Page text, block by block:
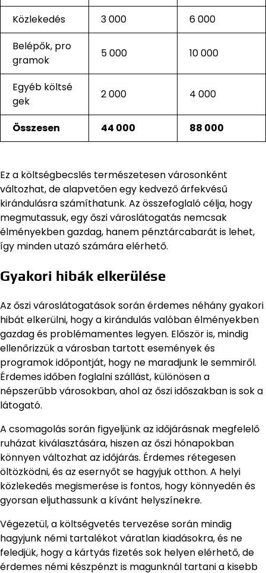
Közlekedés
3 000
6 000
Belépők, pro
gramok
5 000 10 000
Egyéb költsé
gek
2 000 4 000
Összesen 44 000 88 000
Ez a költségbecslés természetesen városonként
változhat, de alapvetően egy kedvező árfekvésű
kirándulásra számíthatunk. Az összefoglaló célja, hogy
megmutassuk, egy őszi városlátogatás nemcsak
élményekben gazdag, hanem pénztárcabarát is lehet,
így minden utazó számára elérhető.
Gyakori hibák elkerülése
Az őszi városlátogatások során érdemes néhány gyakori
hibát elkerülni, hogy a kirándulás valóban élményekben
gazdag és problémamentes legyen. Először is, mindig
ellenőrizzük a városban tartott események és
programok időpontját, hogy ne maradjunk le semmiről.
Érdemes időben foglalni szállást, különösen a
népszerűbb városokban, ahol az őszi időszakban is sok a
látogató.
A csomagolás során figyeljünk az időjárásnak megfelelő
ruházat kiválasztására, hiszen az őszi hónapokban
könnyen változhat az időjárás. Érdemes rétegesen
öltözködni, és az esernyőt se hagyjuk otthon. A helyi
közlekedés megismerése is fontos, hogy könnyedén és
gyorsan eljuthassunk a kívánt helyszínekre.
Végezetül, a költségvetés tervezése során mindig
hagyjunk némi tartalékot váratlan kiadásokra, és ne
feledjük, hogy a kártyás fizetés sok helyen elérhető, de
érdemes némi készpénzt is magunknál tartani a kisebb